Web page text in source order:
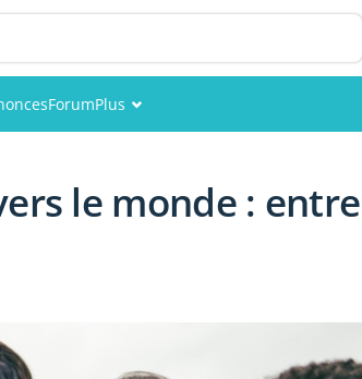
ForumPlus
Membres
le monde : entre